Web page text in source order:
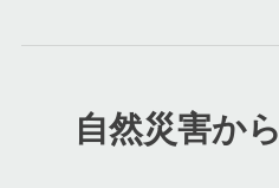
自然災害か